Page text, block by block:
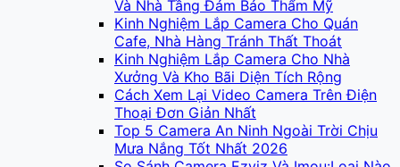
Và Nhà Tầng Đảm Bảo Thẩm Mỹ
Kinh Nghiệm Lắp Camera Cho Quán
Cafe, Nhà Hàng Tránh Thất Thoát
Kinh Nghiệm Lắp Camera Cho Nhà
Xưởng Và Kho Bãi Diện Tích Rộng
Cách Xem Lại Video Camera Trên Điện
Thoại Đơn Giản Nhất
Top 5 Camera An Ninh Ngoài Trời Chịu
Mưa Nắng Tốt Nhất 2026